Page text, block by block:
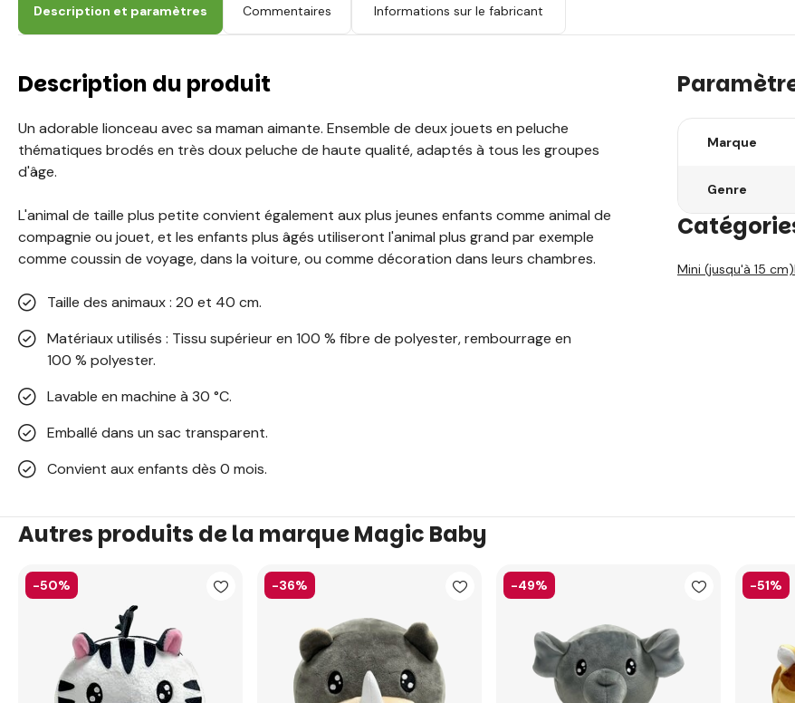
Description et paramètres Commentaires Informations sur le fabricant
Description du produit
Un adorable lionceau avec sa maman aimante. Ensemble de deux jouets en peluche
thématiques brodés en très doux peluche de haute qualité, adaptés à tous les groupes
d'âge.
L'animal de taille plus petite convient également aux plus jeunes enfants comme animal de
compagnie ou jouet, et les enfants plus âgés utiliseront l'animal plus grand par exemple
comme coussin de voyage, dans la voiture, ou comme décoration dans leurs chambres.
Taille des animaux : 20 et 40 cm.
Matériaux utilisés : Tissu supérieur en 100 % fibre de polyester, rembourrage en
100 % polyester.
Lavable en machine à 30 °C.
Emballé dans un sac transparent.
Convient aux enfants dès 0 mois.
Marque
Genre
Mini (jusqu'à 15 cm)
Autres produits de la marque Magic Baby
-50% -36% -49% -51%